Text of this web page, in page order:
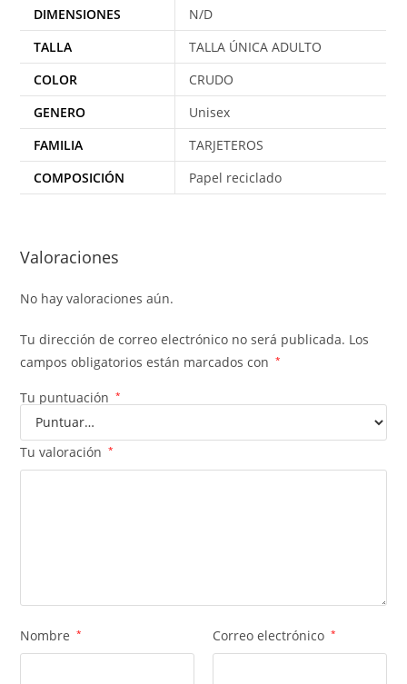
DIMENSIONES
N/D
TALLA
TALLA ÚNICA ADULTO
COLOR
CRUDO
GENERO
Unisex
FAMILIA
TARJETEROS
COMPOSICIÓN
Papel reciclado
Valoraciones
No hay valoraciones aún.
Tu dirección de correo electrónico no será publicada. Los
campos obligatorios están marcados con
*
Tu puntuación *
Tu valoración *
Nombre * Correo electrónico *